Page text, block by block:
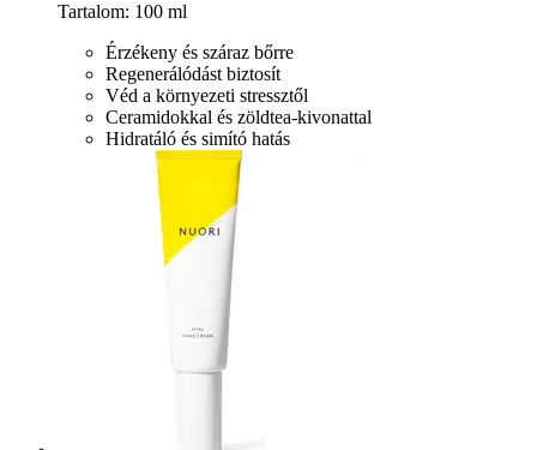
Tartalom: 100 ml
Érzékeny és száraz bőrre
Regenerálódást biztosít
Véd a környezeti stressztől
Ceramidokkal és zöldtea-kivonattal
Hidratáló és simító hatás